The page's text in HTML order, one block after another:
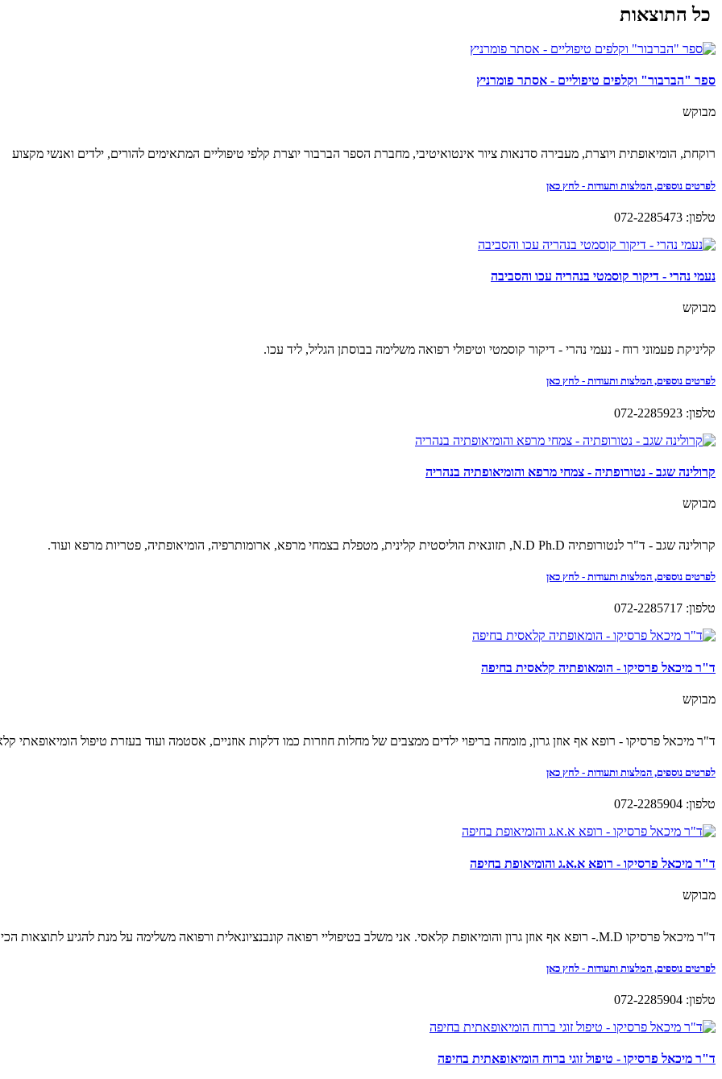
כל התוצאות
ספר "הברבור" וקלפים טיפוליים - אסתר פומרניץ
מבוקש
רוקחת, הומיאופתית ויוצרת, מעבירה סדנאות ציור אינטואיטיבי, מחברת הספר הברבור יוצרת קלפי טיפוליים המתאימים להורים, ילדים ואנשי מקצוע
לפרטים נוספים, המלצות ותעודות - לחץ כאן
טלפון: 072-2285473
נעמי נהרי - דיקור קוסמטי בנהריה עכו והסביבה
מבוקש
קליניקת פעמוני רוח - נעמי נהרי - דיקור קוסמטי וטיפולי רפואה משלימה בבוסתן הגליל, ליד עכו.
לפרטים נוספים, המלצות ותעודות - לחץ כאן
טלפון: 072-2285923
קרולינה שגב - נטורופתיה - צמחי מרפא והומיאופתיה בנהריה
מבוקש
קרולינה שגב - ד"ר לנטורופתיה N.D Ph.D, תזונאית הוליסטית קלינית, מטפלת בצמחי מרפא, ארומותרפיה, הומיאופתיה, פטריות מרפא ועוד.
לפרטים נוספים, המלצות ותעודות - לחץ כאן
טלפון: 072-2285717
ד"ר מיכאל פרסיקו - הומאופתיה קלאסית בחיפה
מבוקש
ד"ר מיכאל פרסיקו - רופא אף אוזן גרון, מומחה בריפוי ילדים ממצבים של מחלות חוזרות כמו דלקות אוזניים, אסטמה ועוד בעזרת טיפול הומיאופאתי
לפרטים נוספים, המלצות ותעודות - לחץ כאן
טלפון: 072-2285904
ד"ר מיכאל פרסיקו - רופא א.א.ג והומיאופת בחיפה
מבוקש
ד"ר מיכאל פרסיקו M.D.- רופא אף אוזן גרון והומיאופת קלאסי. אני משלב בטיפוליי רפואה קונבנציונאלית ורפואה משלימה על מנת להגיע לתוצאות הכי טובות למטופלי.
לפרטים נוספים, המלצות ותעודות - לחץ כאן
טלפון: 072-2285904
ד"ר מיכאל פרסיקו - טיפול זוגי ברוח הומיאופאתית בחיפה